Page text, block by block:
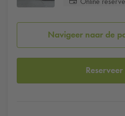
Navigeer naar de